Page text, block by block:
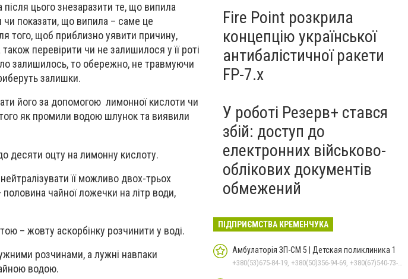
цього знезаразити те, що випила
показати, що випила – саме це
того, щоб приблизно уявити причину,
перевірити чи не залишилося у її роті
залишилось, то обережно, не травмуючи
залишки.
його за допомогою лимонної кислоти чи
як промили водою шлунок та виявили
десяти оцту на лимонну кислоту.
її можливо двох-трьох
чайної ложечки на літр води,
– жовту аскорбінку розчинити у воді.
розчинами, а лужні навпаки
водою.
Fire Point розкрила
концепцію української
антибалістичної ракети
FP-7.x
У роботі Резерв+ стався
збій: доступ до
електронних військово-
облікових документів
обмежений
ПІДПРИЄМСТВА КРЕМЕНЧУКА
Амбулаторія ЗП-СМ 5 | Детская поликлиника 1
+380(53)675-84-19, +380(50)356-94-69, +380(67)540-73-87